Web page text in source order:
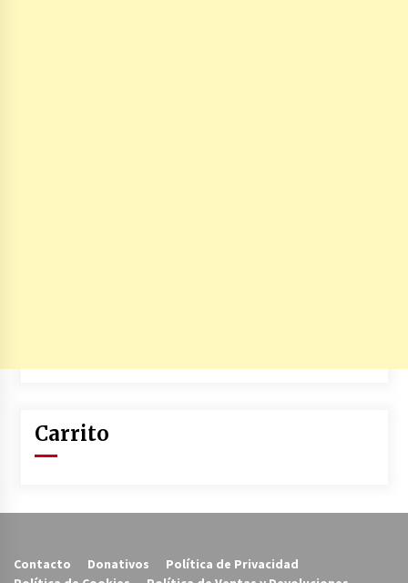
Carrito
Contacto Donativos
Política de Privacidad